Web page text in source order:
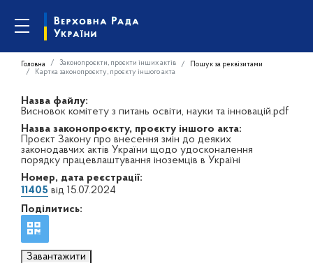
Головна Законопроєкти, проєкти інших актів
Пошук за реквізитами
Картка законопроєкту, проєкту іншого акта
Назва файлу:
Висновок комітету з питань освіти, науки та інновацій.pdf
Назва законопроєкту, проєкту іншого акта:
Проєкт Закону про внесення змін до деяких
законодавчих актів України щодо удосконалення
порядку працевлаштування іноземців в Україні
Номер, дата реєстрації:
11405 від 15.07.2024
Поділитись:
Завантажити